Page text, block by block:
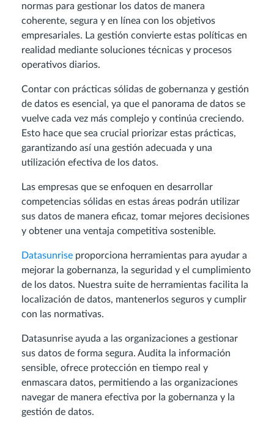
normas para gestionar los datos de manera
coherente, segura y en línea con los objetivos
empresariales. La gestión convierte estas políticas en
realidad mediante soluciones técnicas y procesos
operativos diarios.
Contar con prácticas sólidas de gobernanza y gestión
de datos es esencial, ya que el panorama de datos se
vuelve cada vez más complejo y continúa creciendo.
Esto hace que sea crucial priorizar estas prácticas,
garantizando así una gestión adecuada y una
utilización efectiva de los datos.
Las empresas que se enfoquen en desarrollar
competencias sólidas en estas áreas podrán utilizar
sus datos de manera eficaz, tomar mejores decisiones
y obtener una ventaja competitiva sostenible.
Datasunrise proporciona herramientas para ayudar a
mejorar la gobernanza, la seguridad y el cumplimiento
de los datos. Nuestra suite de herramientas facilita la
localización de datos, mantenerlos seguros y cumplir
con las normativas.
Datasunrise ayuda a las organizaciones a gestionar
sus datos de forma segura. Audita la información
sensible, ofrece protección en tiempo real y
enmascara datos, permitiendo a las organizaciones
navegar de manera efectiva por la gobernanza y la
gestión de datos.